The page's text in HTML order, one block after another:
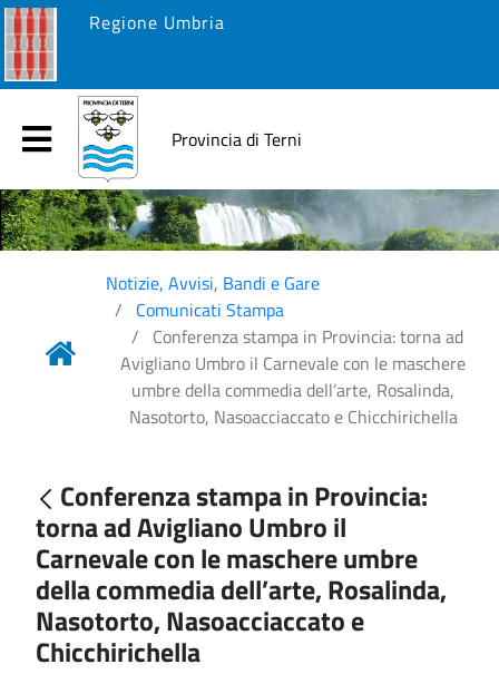
Regione Umbria
Provincia di Terni
Notizie, Avvisi, Bandi e Gare
Comunicati Stampa
Conferenza stampa in Provincia: torna ad
Avigliano Umbro il Carnevale con le maschere
umbre della commedia dell’arte, Rosalinda,
Nasotorto, Nasoacciaccato e Chicchirichella
Conferenza stampa in Provincia:
torna ad Avigliano Umbro il
Carnevale con le maschere umbre
della commedia dell’arte, Rosalinda,
Nasotorto, Nasoacciaccato e
Chicchirichella